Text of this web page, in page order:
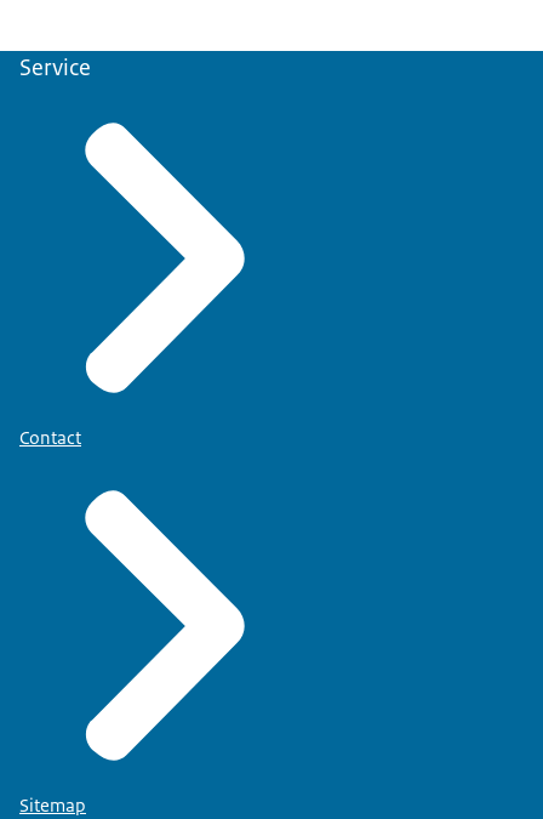
Service
Contact
Sitemap